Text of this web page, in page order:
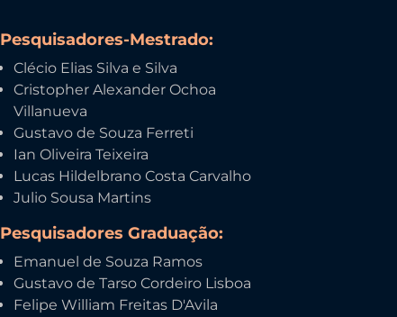
Pesquisadores-Mestrado:
Clécio Elias Silva e Silva
Cristopher Alexander Ochoa
Villanueva
Gustavo de Souza Ferreti
Ian Oliveira Teixeira
Lucas Hildelbrano Costa Carvalho
Julio Sousa Martins
Pesquisadores Graduação:
Emanuel de Souza Ramos
Gustavo de Tarso Cordeiro Lisboa
Felipe William Freitas D'Avila